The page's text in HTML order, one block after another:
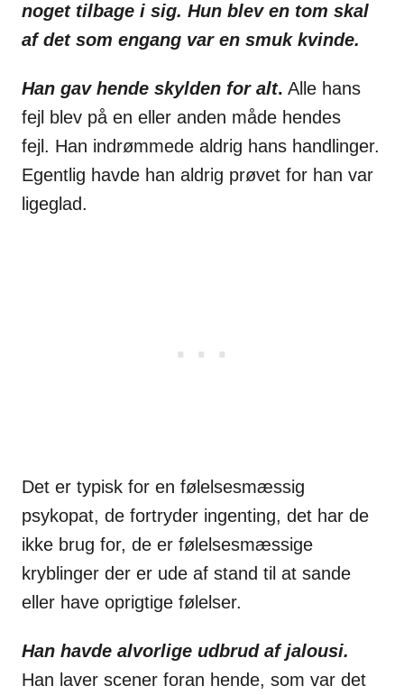
noget tilbage i sig. Hun blev en tom skal
af det som engang var en smuk kvinde.
Han gav hende skylden for alt. Alle hans
fejl blev på en eller anden måde hendes
fejl. Han indrømmede aldrig hans handlinger.
Egentlig havde han aldrig prøvet for han var
ligeglad.
Det er typisk for en følelsesmæssig
psykopat, de fortryder ingenting, det har de
ikke brug for, de er følelsesmæssige
kryblinger der er ude af stand til at sande
eller have oprigtige følelser.
Han havde alvorlige udbrud af jalousi.
Han laver scener foran hende, som var det